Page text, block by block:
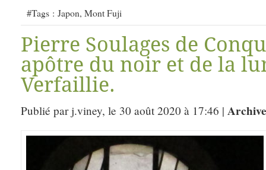
#Tags : Japon, Mont Fuji
Pierre Soulages de
apôtre du noir et de la
Verfaillie.
Publié par j.viney, le 30 août 2020 à 17:46 |